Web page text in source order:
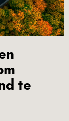
te